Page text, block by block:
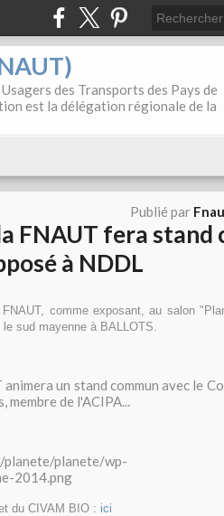
des Transports des Pays de
est la délégation régionale de la
Publié par
FNAUT fera stand
à NDDL
comme exposant, au salon
sud mayenne à BALLOTS.
un stand commun avec le
membre de l'ACIPA...
du CIVAM BIO : ici